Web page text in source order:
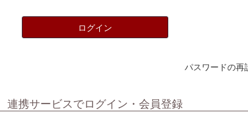
ログイン
パスワードの再
連携サービスでログイン・会員登録